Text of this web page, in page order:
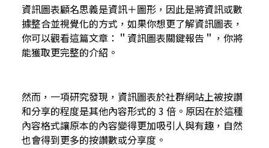
資訊圖表顧名思義是資訊＋圖形，因此是將資訊或數
據整合並視覺化的方式，如果你想更了解資訊圖表，
你可以觀看這篇文章：＂ 資訊圖表關鍵報告 ＂，你將
能獲取更完整的介紹。
然而，一項研究發現，資訊圖表於社群網站上被按讚
和分享的程度是其他內容形式的 3 倍。原因在於這種
內容格式讓原本的內容變得更加吸引人與有趣，自然
也會得到更多的按讚數或分享度。